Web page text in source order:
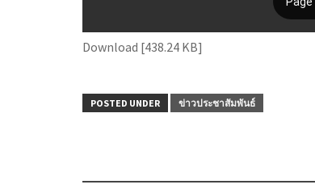
Download [438.24 KB]
POSTED UNDER ข่าวประชาสัมพันธ์